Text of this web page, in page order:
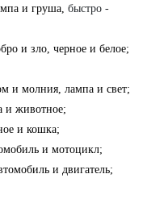
и груша, быстро -
и зло, черное и белое;
и молния, лампа и свет;
и животное;
и кошка;
и мотоцикл;
и двигатель;